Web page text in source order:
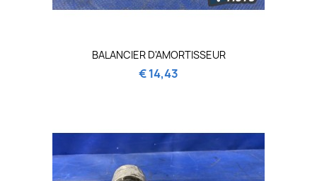
BALANCIER D'AMORTISSEUR
€ 14,43